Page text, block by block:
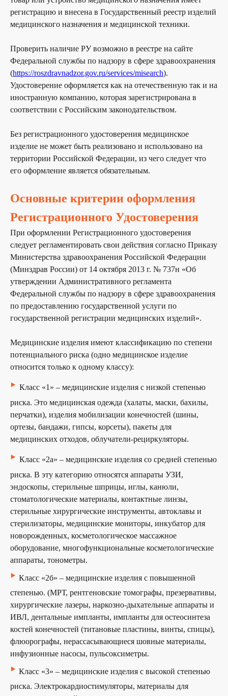
регистрацию и внесена в Государственный реестр изделий
медицинского назначения и медицинской техники.
Проверить наличие РУ возможно в реестре на сайте
Федеральной службы по надзору в сфере здравоохранения
(https://roszdravnadzor.gov.ru/services/misearch).
Удостоверение оформляется как на отечественную так и на
иностранную компанию, которая зарегистрирована в
соответствии с Российским законодательством.
Без регистрационного удостоверения медицинское
изделие не может быть реализовано и использовано на
территории Российской Федерации, из чего следует что
его оформление является обязательным.
Основные критерии оформления
Регистрационного Удостоверения
При оформлении Регистрационного удостоверения
следует регламентировать свои действия согласно Приказу
Министерства здравоохранения Российской Федерации
(Минздрав России) от 14 октября 2013 г. № 737н «Об
утверждении Административного регламента
Федеральной службы по надзору в сфере здравоохранения
по предоставлению государственной услуги по
государственной регистрации медицинских изделий».
Медицинские изделия имеют классификацию по степени
потенциального риска (одно медицинское изделие
относится только к одному классу):
‣ Класс «1» – медицинские изделия с низкой степенью
риска. Это медицинская одежда (халаты, маски, бахилы,
перчатки), изделия мобилизации конечностей (шины,
ортезы, бандажи, гипсы, корсеты), пакеты для
медицинских отходов, облучатели-рециркуляторы.
‣ Класс «2а» – медицинские изделия со средней степенью
риска. В эту категорию относятся аппараты УЗИ,
эндоскопы, стерильные шприцы, иглы, канюли,
стоматологические материалы, контактные линзы,
стерильные хирургические инструменты, автоклавы и
стерилизаторы, медицинские мониторы, инкубатор для
новорожденных, косметологическое массажное
оборудование, многофункциональные косметологические
аппараты, тонометры.
‣ Класс «2б» – медицинские изделия с повышенной
степенью. (МРТ, рентгеновские томографы, презервативы,
хирургические лазеры, наркозно-дыхательные аппараты и
ИВЛ, дентальные импланты, импланты для остеосинтеза
костей конечностей (титановые пластины, винты, спицы),
флюорографы, нерассасывающиеся шовные материалы,
инфузионные насосы, пульсоксиметры.
‣ Класс «3» – медицинские изделия с высокой степенью
риска. Электрокардиостимуляторы, материалы для